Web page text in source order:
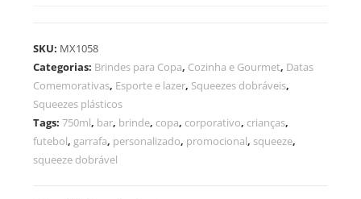
SKU: MX1058
Categorias: Brindes para Copa, Cozinha e Gourmet, Datas
Comemorativas, Esporte e lazer, Squeezes dobráveis,
Squeezes plásticos
Tags:750ml, bar, brinde, copa, corporativo, crianças,
futebol, garrafa, personalizado, promocional, squeeze,
squeeze dobrável